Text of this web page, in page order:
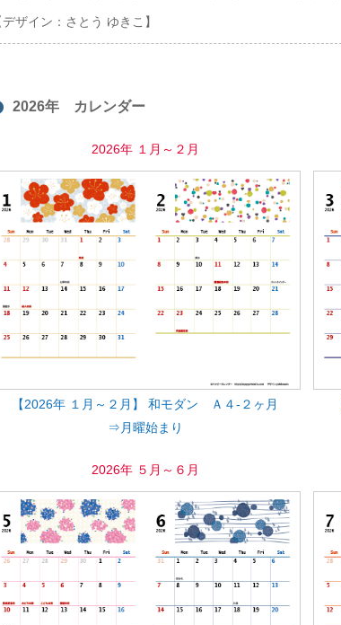
デザイン：さとう ゆきこ】
2026年 カレンダー
2026年 １月～２月
【2026年 １月～２月】 和モダン Ａ４-２ヶ月
⇒月曜始まり
2026年 ５月～６月